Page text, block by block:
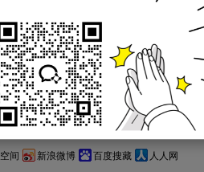
年级 人教版 数学
多大？
间 新浪微博 百度搜藏 人人网